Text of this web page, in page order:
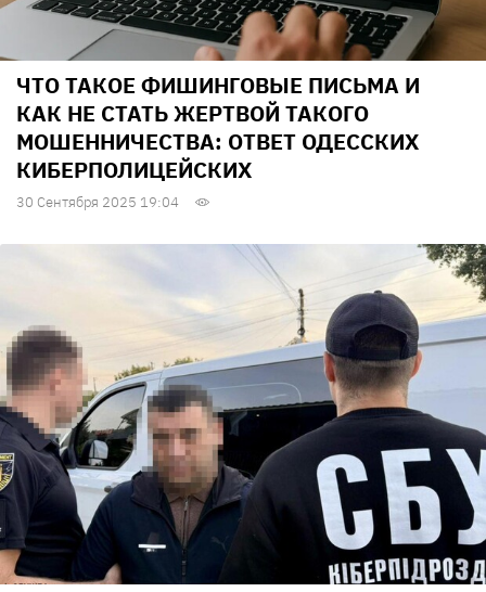
ЧТО ТАКОЕ ФИШИНГОВЫЕ ПИСЬМА И
КАК НЕ СТАТЬ ЖЕРТВОЙ ТАКОГО
МОШЕННИЧЕСТВА: ОТВЕТ ОДЕССКИХ
КИБЕРПОЛИЦЕЙСКИХ
30 Сентября 2025 19:04